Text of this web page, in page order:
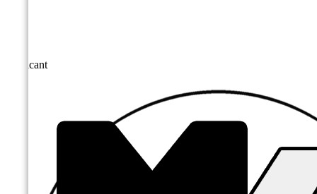
Fabricant